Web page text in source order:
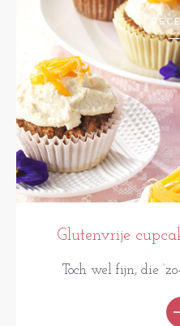
Glutenvrije
Toch wel fijn, die